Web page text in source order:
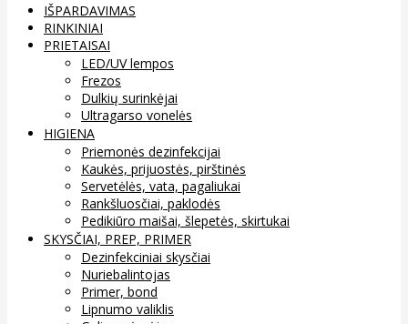
IŠPARDAVIMAS
RINKINIAI
PRIETAISAI
LED/UV lempos
Frezos
Dulkių surinkėjai
Ultragarso vonelės
HIGIENA
Priemonės dezinfekcijai
Kaukės, prijuostės, pirštinės
Servetėlės, vata, pagaliukai
Rankšluosčiai, paklodės
Pedikiūro maišai, šlepetės, skirtukai
SKYSČIAI, PREP, PRIMER
Dezinfekciniai skysčiai
Nuriebalintojas
Primer, bond
Lipnumo valiklis